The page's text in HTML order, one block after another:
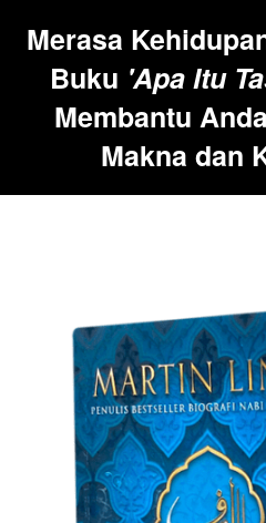
Merasa
Buku 'Apa Itu
Membantu
Makna dan